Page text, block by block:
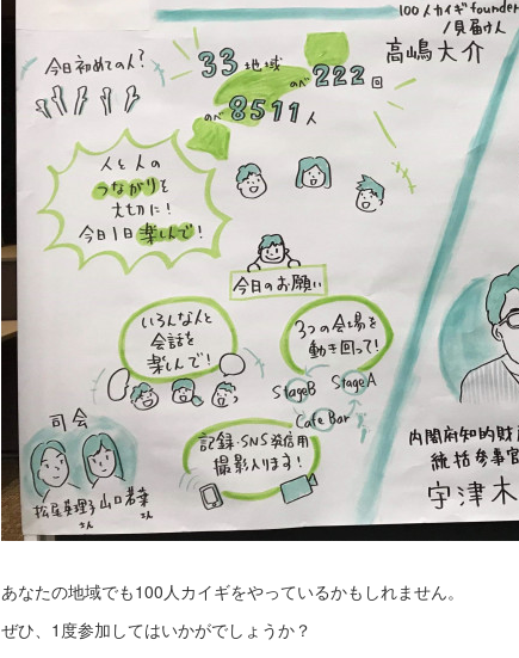
あなたの地域でも100人カイギをやっているかもしれません。
ぜひ、1度参加してはいかがでしょうか？